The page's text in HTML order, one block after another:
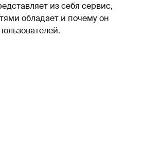
из себя сервис,
обладает и почему он